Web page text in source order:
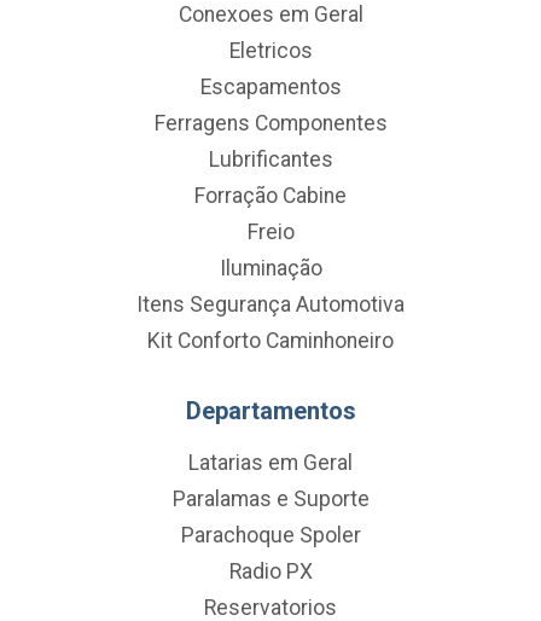
Conexoes em Geral
Eletricos
Escapamentos
Ferragens Componentes
Lubrificantes
Forração Cabine
Freio
Iluminação
Itens Segurança Automotiva
Kit Conforto Caminhoneiro
Departamentos
Latarias em Geral
Paralamas e Suporte
Parachoque Spoler
Radio PX
Reservatorios